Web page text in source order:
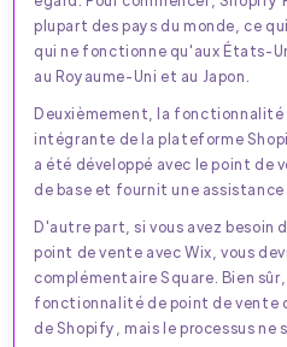
plupart des pays du monde, ce
qui ne fonctionne qu'aux États-
au Royaume-Uni et au Japon.
Deuxièmement, la
intégrante de la plateforme
a été développé avec le point
de base et fournit une
D'autre part, si vous avez
point de vente avec Wix, vous
complémentaire Square. Bien
fonctionnalité de point de vente
de Shopify, mais le processus ne